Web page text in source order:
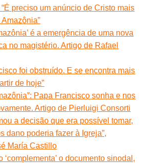
preciso um anúncio de Cristo mais
é a emergência de uma nova
no magistério. Artigo de Rafael
foi obstruído. E se encontra mais
de hoje”
Papa Francisco sonha e nos
Artigo de Pierluigi Consorti
a decisão que era possível tomar,
dano poderia fazer à Igreja”,
María Castillo
‘complementa’ o documento sinodal,